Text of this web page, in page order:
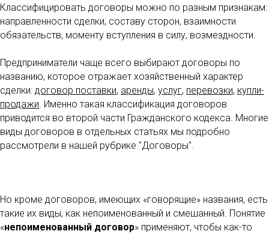
Классифицировать договоры можно по разным признакам:
направленности сделки, составу сторон, взаимности
обязательств, моменту вступления в силу, возмездности.
Предприниматели чаще всего выбирают договоры по
названию, которое отражает хозяйственный характер
сделки: договор поставки, аренды, услуг, перевозки, купли-
продажи. Именно такая классификация договоров
приводится во второй части Гражданского кодекса. Многие
виды договоров в отдельных статьях мы подробно
рассмотрели в нашей рубрике "Договоры".
Но кроме договоров, имеющих «говорящие» названия, есть
такие их виды, как непоименованный и смешанный. Понятие
«непоименованный договор» применяют, чтобы как-то